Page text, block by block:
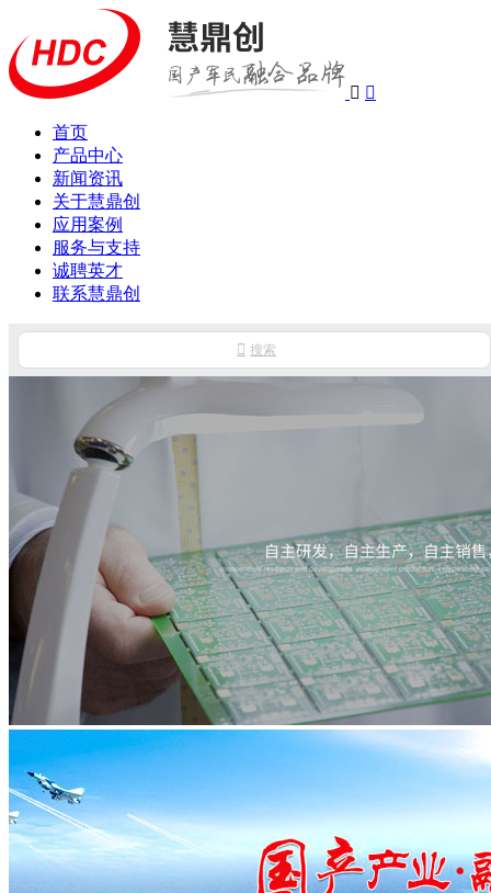
 
首页
产品中心
新闻资讯
关于慧鼎创
应用案例
服务与支持
诚聘英才
联系慧鼎创
 搜索